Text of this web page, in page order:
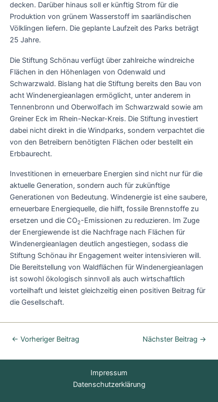
decken. Darüber hinaus soll er künftig Strom für die
Produktion von grünem Wasserstoff im saarländischen
Völklingen liefern. Die geplante Laufzeit des Parks beträgt
25 Jahre.
Die Stiftung Schönau verfügt über zahlreiche windreiche
Flächen in den Höhenlagen von Odenwald und
Schwarzwald. Bislang hat die Stiftung bereits den Bau von
acht Windenergieanlagen ermöglicht, unter anderem in
Tennenbronn und Oberwolfach im Schwarzwald sowie am
Greiner Eck im Rhein-Neckar-Kreis. Die Stiftung investiert
dabei nicht direkt in die Windparks, sondern verpachtet die
von den Betreibern benötigten Flächen oder bestellt ein
Erbbaurecht.
Investitionen in erneuerbare Energien sind nicht nur für die
aktuelle Generation, sondern auch für zukünftige
Generationen von Bedeutung. Windenergie ist eine saubere,
erneuerbare Energiequelle, die hilft, fossile Brennstoffe zu
ersetzen und die CO2-Emissionen zu reduzieren. Im Zuge
der Energiewende ist die Nachfrage nach Flächen für
Windenergieanlagen deutlich angestiegen, sodass die
Stiftung Schönau ihr Engagement weiter intensivieren will.
Die Bereitstellung von Waldflächen für Windenergieanlagen
ist sowohl ökologisch sinnvoll als auch wirtschaftlich
vorteilhaft und leistet gleichzeitig einen positiven Beitrag für
die Gesellschaft.
← Vorheriger Beitrag Nächster Beitrag →
Impressum
Datenschutzerklärung